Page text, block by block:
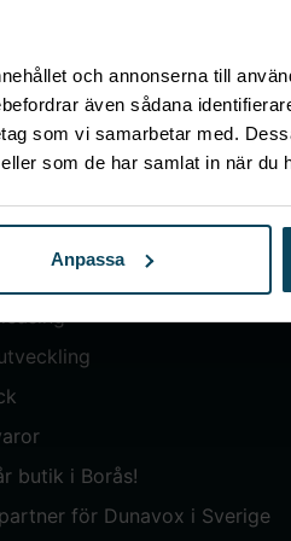
och annonserna till
även sådana
som vi samarbetar med.
som de har samlat in när du
Anpassa
butik i Borås!
för Dunavox i Sverige